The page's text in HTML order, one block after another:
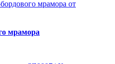
мрамора